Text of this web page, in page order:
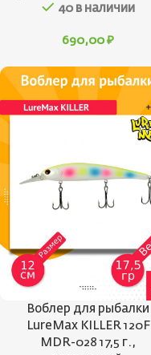
40 в наличии
690,00 ₽
Воблер для рыбалки
LureMax KILLER 120F
MDR-028 17,5 г.,